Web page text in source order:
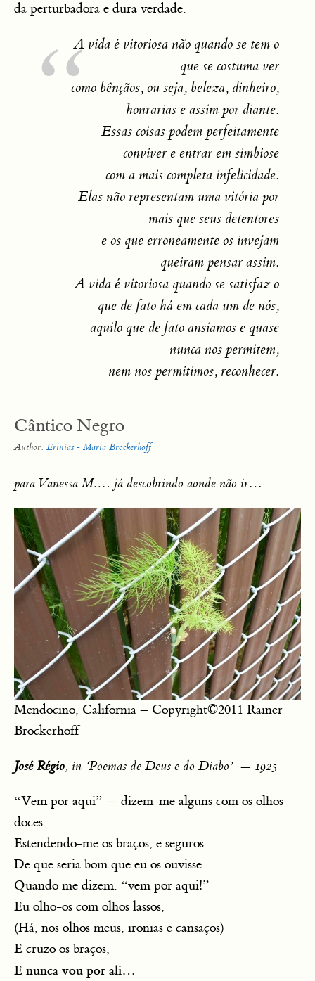
da perturbadora e dura verdade:
A vida é vitoriosa não quando se tem o
que se costuma ver
como bênçãos, ou seja, beleza, dinheiro,
honrarias e assim por diante.
Essas coisas podem perfeitamente
conviver e entrar em simbiose
com a mais completa infelicidade.
Elas não representam uma vitória por
mais que seus detentores
e os que erroneamente os invejam
queiram pensar assim.
A vida é vitoriosa quando se satisfaz o
que de fato há em cada um de nós,
aquilo que de fato ansiamos e quase
nunca nos permitem,
nem nos permitimos, reconhecer.
Cântico Negro
Author: Erínias - Maria Brockerhoff
para Vanessa M.… já descobrindo aonde não ir…
Mendocino, California – Copyright©2011 Rainer
Brockerhoff
José Régio, in ‘Poemas de Deus e do Diabo’ — 1925
“Vem por aqui” — dizem-me alguns com os olhos
doces
Estendendo-me os braços, e seguros
De que seria bom que eu os ouvisse
Quando me dizem: “vem por aqui!”
Eu olho-os com olhos lassos,
(Há, nos olhos meus, ironias e cansaços)
E cruzo os braços,
E nunca vou por ali…